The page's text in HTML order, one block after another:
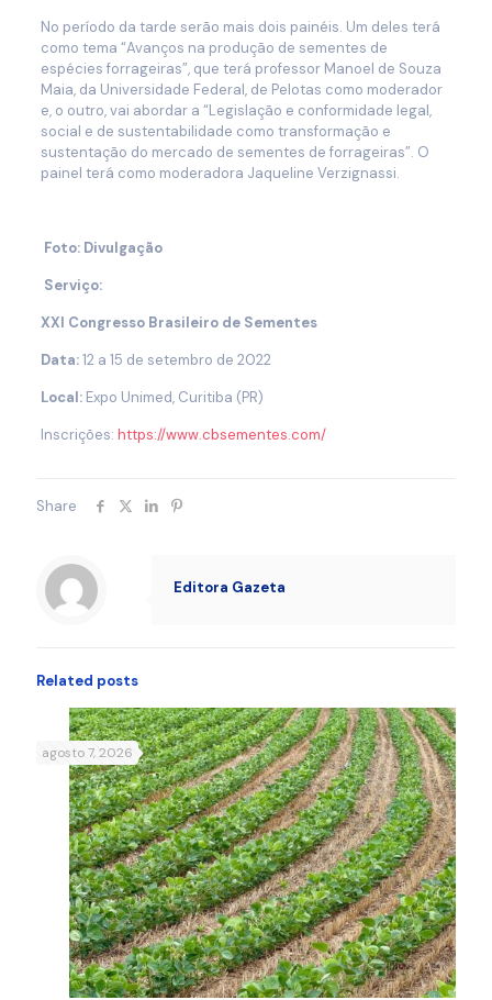
No período da tarde serão mais dois painéis. Um deles terá
como tema “Avanços na produção de sementes de
espécies forrageiras”, que terá professor Manoel de Souza
Maia, da Universidade Federal, de Pelotas como moderador
e, o outro, vai abordar a “Legislação e conformidade legal,
social e de sustentabilidade como transformação e
sustentação do mercado de sementes de forrageiras”. O
painel terá como moderadora Jaqueline Verzignassi.
Foto: Divulgação
Serviço:
XXI Congresso Brasileiro de Sementes
Data:12 a 15 de setembro de 2022
Local:Expo Unimed, Curitiba (PR)
Inscrições: https://www.cbsementes.com/
Share
Editora Gazeta
Related posts
agosto 7, 2026